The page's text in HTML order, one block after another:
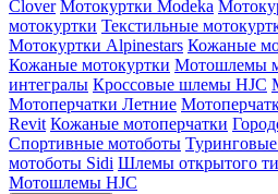
Clover Мотокуртки Modeka
мотокуртки Текстильные
Мотокуртки Alpinestars Кожаные
Кожаные мотокуртки Мотошлемы
интегралы Кроссовые шлемы HJC
Мотоперчатки Летние
Revit Кожаные мотоперчатки
Спортивные мотоботы
мотоботы Sidi Шлемы открытого
Мотошлемы HJC